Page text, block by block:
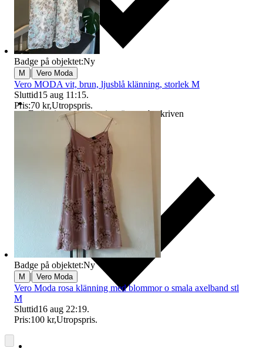
Ersättning om varan inte är som beskriven
Badge på objektet:Ny
M | Vero Moda
Vero MODA vit, brun, ljusblå klänning, storlek M
Sluttid15 aug 11:15.
Pris:70 kr,Utropspris.
Badge på objektet:Ny
M | Vero Moda
Vero Moda rosa klänning med blommor o smala axelband stl
M
Sluttid16 aug 22:19.
Pris:100 kr,Utropspris.